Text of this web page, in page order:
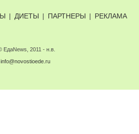
| ДИЕТЫ | ПАРТНЕРЫ | РЕКЛАМА
ЕдаNews, 2011 - н.в.
info@novostioede.ru